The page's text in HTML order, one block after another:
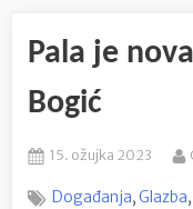
Pala je
Bogić
Posted
15. ožujka 2023
Događanja, Glazba,